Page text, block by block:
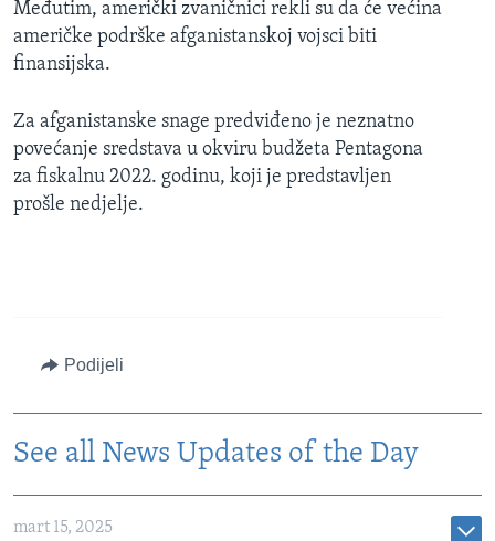
Međutim, američki zvaničnici rekli su da će većina
američke podrške afganistanskoj vojsci biti
finansijska.
Za afganistanske snage predviđeno je neznatno
povećanje sredstava u okviru budžeta Pentagona
za fiskalnu 2022. godinu, koji je predstavljen
prošle nedjelje.
Podijeli
See all News Updates of the Day
mart 15, 2025